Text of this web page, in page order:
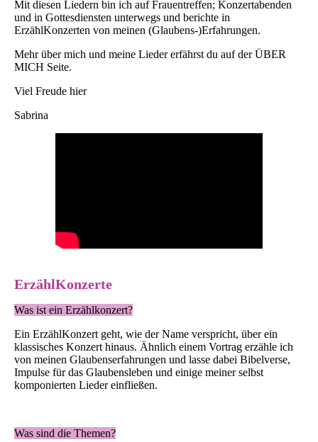
Mit diesen Liedern bin ich auf Frauentreffen; Konzertabenden
und in Gottesdiensten unterwegs und berichte in
ErzählKonzerten von meinen (Glaubens-)Erfahrungen.
Mehr über mich und meine Lieder erfährst du auf der ÜBER
MICH Seite.
Viel Freude hier
Sabrina
ErzählKonzerte
Was ist ein Erzählkonzert?
Ein ErzählKonzert geht, wie der Name verspricht, über ein
klassisches Konzert hinaus. Ähnlich einem Vortrag erzähle ich
von meinen Glaubenserfahrungen und lasse dabei Bibelverse,
Impulse für das Glaubensleben und einige meiner selbst
komponierten Lieder einfließen.
Was sind die Themen?